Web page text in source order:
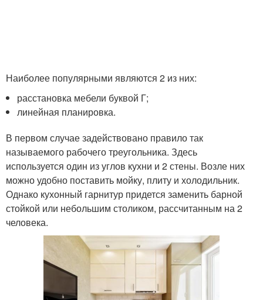
Наиболее популярными являются 2 из них:
расстановка мебели буквой Г;
линейная планировка.
В первом случае задействовано правило так
называемого рабочего треугольника. Здесь
используется один из углов кухни и 2 стены. Возле них
можно удобно поставить мойку, плиту и холодильник.
Однако кухонный гарнитур придется заменить барной
стойкой или небольшим столиком, рассчитанным на 2
человека.